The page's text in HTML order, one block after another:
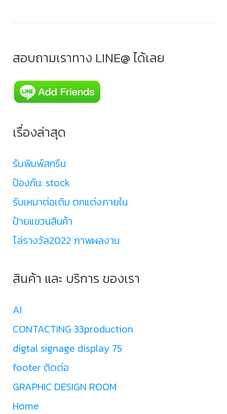
สอบถามเราทาง LINE@ ได้เลย
เรื่องล่าสุด
รับพิมพ์สกรีน
ป้องกัน: stock
รับเหมาต่อเติม ตกแต่งภายใน
ป้ายแขวนสินค้า
โล่รางวัล2022 ภาพผลงาน
สินค้า และ บริการ ของเรา
AI
CONTACTING 33production
digtal signage display 75
footer ติดต่อ
GRAPHIC DESIGN ROOM
Home